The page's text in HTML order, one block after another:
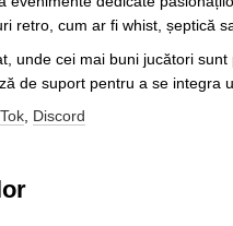
retro, cum ar fi whist, șeptică
unde cei mai buni jucători
de suport pentru a se integra
Discord